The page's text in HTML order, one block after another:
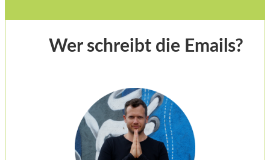
Wer schreibt die Emails?